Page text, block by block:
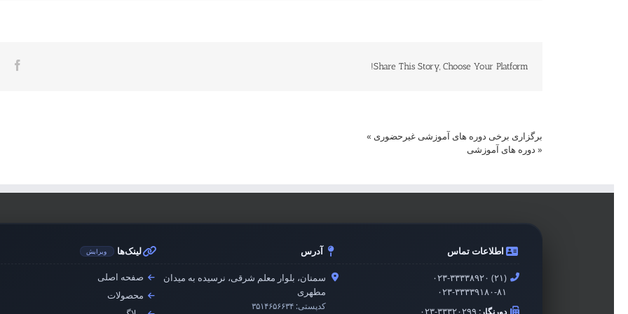
Share This Story, Choose Your Platform!
برگزاری برخی دوره های آموزشی غیرحضوری »
« دوره های آموزشی
اطلاعات تماس
۰۲۳-۳۳۳۳۸۹۲۰ (۲۱)
۰۲۳-۳۳۳۳۹۱۸۰-۸۱
دورنگار: ۰۲۳-۳۳۳۲۰۲۹۹
آدرس
سمنان، بلوار معلم شرقی، نرسیده به میدان
مطهری
کدپستی:۳۵۱۴۶۵۶۶۳۴
لینک‌ها ویرایش
صفحه اصلی
محصولات